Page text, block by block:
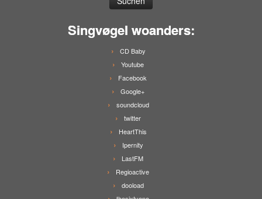
Singvøgel woanders:
CD Baby
Youtube
Facebook
Google+
soundcloud
twitter
HeartThis
Ipernity
LastFM
Regioactive
dooload